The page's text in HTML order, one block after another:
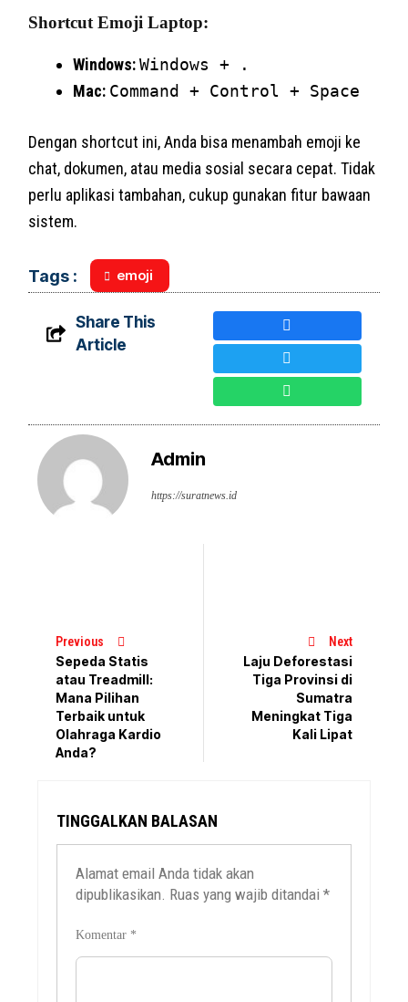
Shortcut Emoji Laptop:
Windows: Windows + .
Mac: Command + Control + Space
Dengan shortcut ini, Anda bisa menambah emoji ke
chat, dokumen, atau media sosial secara cepat. Tidak
perlu aplikasi tambahan, cukup gunakan fitur bawaan
sistem.
Tags : emoji
Share This
Article
Admin
https://suratnews.id
Previous
Sepeda Statis
atau Treadmill:
Mana Pilihan
Terbaik untuk
Olahraga Kardio
Anda?
Next
Laju Deforestasi
Tiga Provinsi di
Sumatra
Meningkat Tiga
Kali Lipat
TINGGALKAN BALASAN
Alamat email Anda tidak akan
dipublikasikan. Ruas yang wajib ditandai*
Komentar *